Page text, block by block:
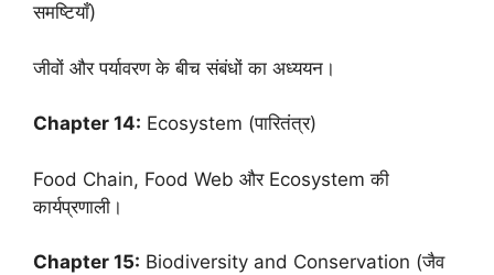
समष्टियाँ)
जीवों और पर्यावरण के बीच संबंधों का अध्ययन।
Chapter 14: Ecosystem (पारितंत्र)
Food Chain, Food Web और Ecosystem की
कार्यप्रणाली।
Chapter 15: Biodiversity and Conservation (जैव